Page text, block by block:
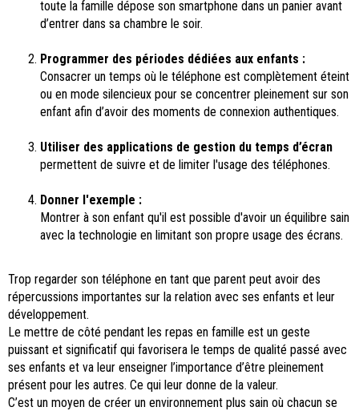
toute la famille dépose son smartphone dans un panier avant
d’entrer dans sa chambre le soir.
Programmer des périodes dédiées aux enfants :
Consacrer un temps où le téléphone est complètement éteint
ou en mode silencieux pour se concentrer pleinement sur son
enfant afin d’avoir des moments de connexion authentiques.
Utiliser des applications de gestion du temps d’écran
permettent de suivre et de limiter l'usage des téléphones.
Donner l'exemple :
Montrer à son enfant qu'il est possible d'avoir un équilibre sain
avec la technologie en limitant son propre usage des écrans.
Trop regarder son téléphone en tant que parent peut avoir des
répercussions importantes sur la relation avec ses enfants et leur
développement.
Le mettre de côté pendant les repas en famille est un geste
puissant et significatif qui favorisera le temps de qualité passé avec
ses enfants et va leur enseigner l’importance d’être pleinement
présent pour les autres. Ce qui leur donne de la valeur.
C’est un moyen de créer un environnement plus sain où chacun se